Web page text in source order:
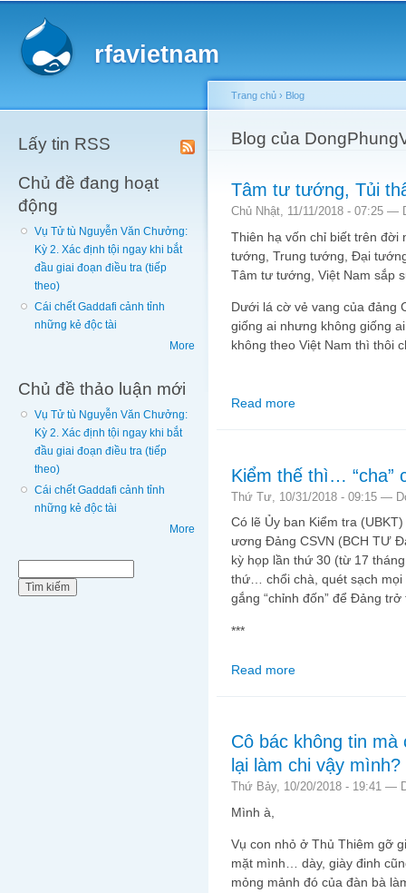
rfavietnam
Lấy tin RSS
Chủ đề đang hoạt
động
Vụ Tử tù Nguyễn Văn Chưởng:
Kỳ 2. Xác định tội ngay khi bắt
đầu giai đoạn điều tra (tiếp
theo)
Cái chết Gaddafi cảnh tỉnh
những kẻ độc tài
More
Chủ đề thảo luận mới
Vụ Tử tù Nguyễn Văn Chưởng:
Kỳ 2. Xác định tội ngay khi bắt
đầu giai đoạn điều tra (tiếp
theo)
Cái chết Gaddafi cảnh tỉnh
những kẻ độc tài
More
You are here
Trang chủ › Blog
Blog của
Tâm tư tướng, Tủi
Chủ Nhật, 11/11/2018 - 07:25 —
Thiên hạ vốn chỉ biết trên đời
tướng, Trung tướng, Đại
Tâm tư tướng, Việt Nam sắp
Dưới lá cờ vẻ vang của đảng
giống ai nhưng không giống
không theo Việt Nam thì thôi
Read more
Kiểm thế thì… “cha”
Thứ Tư, 10/31/2018 - 09:15 —
Có lẽ Ủy ban Kiểm tra
ương Đảng CSVN (BCH TƯ
kỳ họp lần thứ 30 (từ 17
thứ… chổi chà, quét sạch
gắng “chỉnh đốn” để Đảng
***
Read more
Cô bác không tin mà
lại làm chi vậy mình?
Thứ Bảy, 10/20/2018 - 19:41 —
Mình à,
Vụ con nhỏ ở Thủ Thiêm gỡ
mặt mình… dày, giày đinh
mỏng mảnh đó của đàn bà